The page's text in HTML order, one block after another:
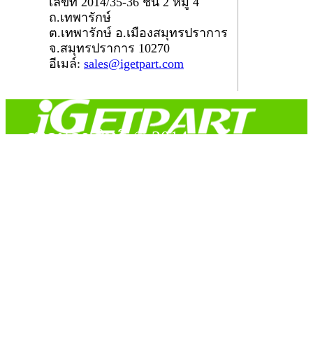
ถ.เทพารักษ์
ต.เทพารักษ์ อ.เมืองสมุทรปราการ
จ.สมุทรปราการ 10270
อีเมล์: sales@igetpart.com
สงวนลิขสิทธิ์ © 2014